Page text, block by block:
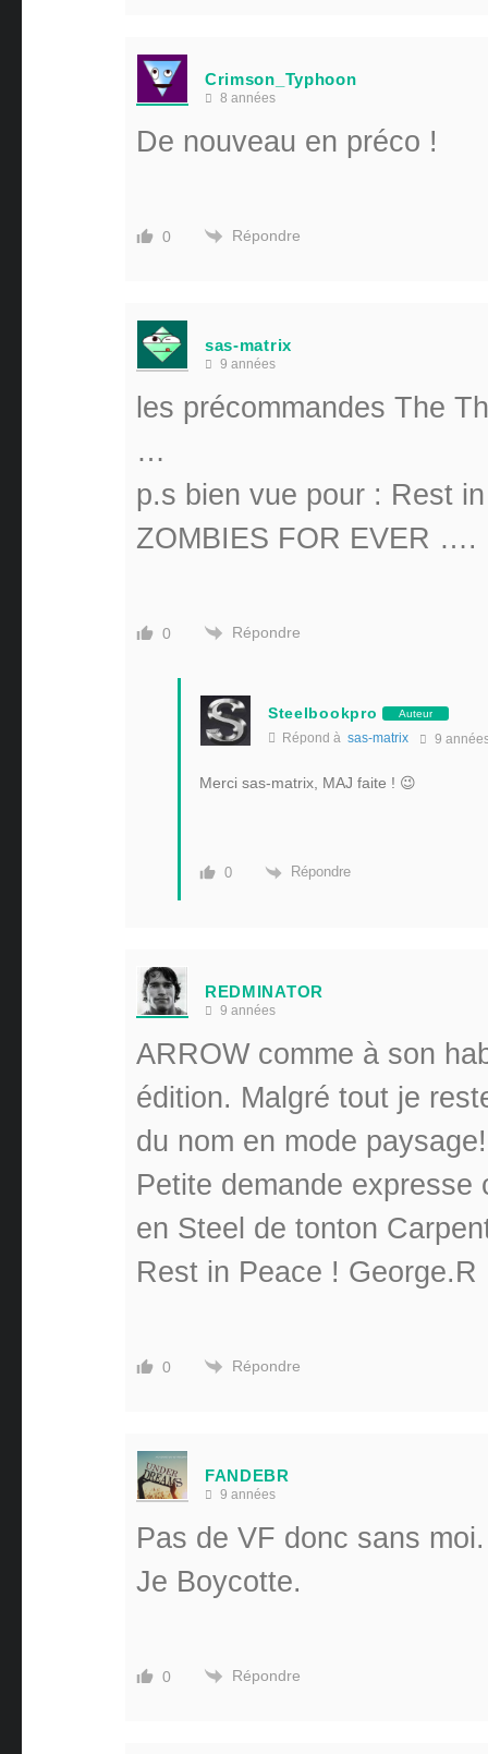
Crimson_Typhoon
8 années
De nouveau en préco !
0 Répondre
sas-matrix
9 années
les précommandes The
…
p.s bien vue pour : Rest
ZOMBIES FOR EVER ….
0 Répondre
Steelbookpro Auteur
Répond à sas-matrix 9
Merci sas-matrix, MAJ faite ! 😉
0 Répondre
REDMINATOR
9 années
ARROW comme à son
édition. Malgré tout je
du nom en mode paysage!
Petite demande
en Steel de tonton
Rest in Peace ! George.R
0 Répondre
FANDEBR
9 années
Pas de VF donc sans moi.
Je Boycotte.
0 Répondre